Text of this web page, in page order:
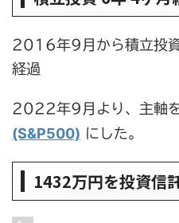
2016年9月から積立投
経過
2022年9月より、主軸
(S&P500) にした。
1432万円を投資信